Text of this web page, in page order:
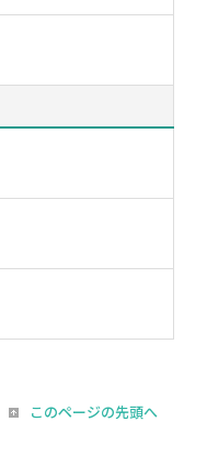
このページの先頭へ